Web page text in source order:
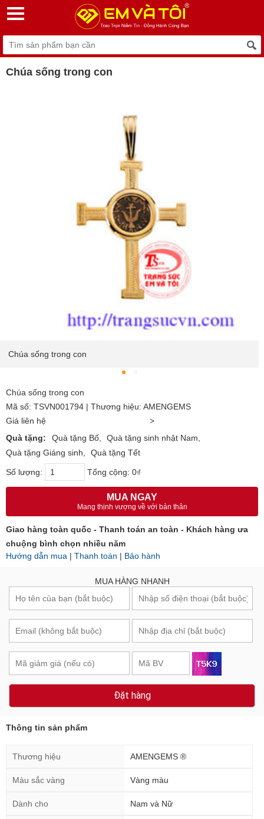
Chúa sống trong con
Chúa sống trong con
Chúa sống trong con
Mã số: TSVN001794 | Thương hiệu: AMENGEMS
Giá liên hệ
>
Quà tặng:
Quà tặng Bố
Quà tặng sinh nhật Nam
Quà tặng Giáng sinh
Quà tặng Tết
Số lượng: Tổng cộng: 0₫
MUA NGAY
Mang thịnh vượng về với bản thân
Giao hàng toàn quốc - Thanh toán an toàn - Khách hàng ưa
chuộng bình chọn nhiều năm
Hướng dẫn mua | Thanh toán | Bảo hành
MUA HÀNG NHANH
Đặt hàng
Thông tin sản phẩm
Thương hiệu AMENGEMS ®
Màu sắc vàng Vàng màu
Dành cho Nam và Nữ